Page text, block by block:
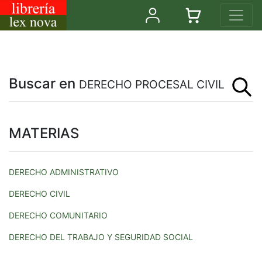
Buscar en DERECHO PROCESAL CIVIL
MATERIAS
DERECHO ADMINISTRATIVO
DERECHO CIVIL
DERECHO COMUNITARIO
DERECHO DEL TRABAJO Y SEGURIDAD SOCIAL